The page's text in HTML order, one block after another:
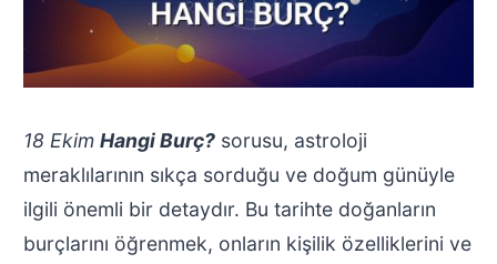
18 Ekim Hangi Burç?sorusu, astroloji
meraklılarının sıkça sorduğu ve doğum günüyle
ilgili önemli bir detaydır. Bu tarihte doğanların
burçlarını öğrenmek, onların kişilik özelliklerini ve